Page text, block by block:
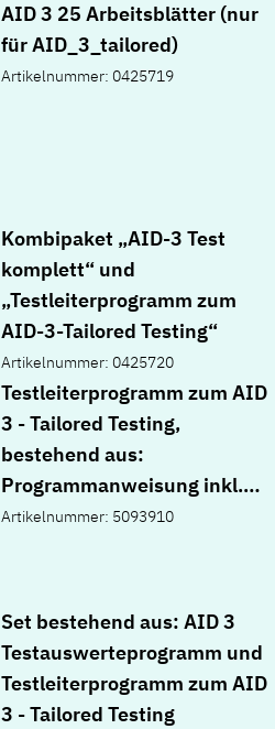
AID 3 25 Arbeitsblätter (nur
für AID_3_tailored)
Artikelnummer: 0425719
Kombipaket „AID-3 Test
komplett“ und
„Testleiterprogramm zum
AID-3-Tailored Testing“
Artikelnummer: 0425720
Testleiterprogramm zum AID
3 - Tailored Testing,
bestehend aus:
Programmanweisung inkl.
USB-Stick
Artikelnummer: 5093910
Set bestehend aus: AID 3
Testauswerteprogramm und
Testleiterprogramm zum AID
3 - Tailored Testing